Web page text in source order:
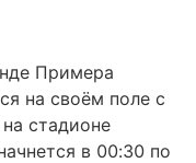
Примера
на своём поле с
стадионе
в 00:30 по